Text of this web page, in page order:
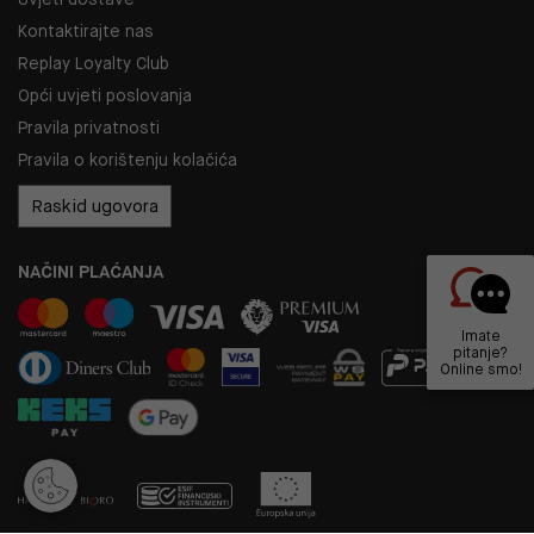
Kontaktirajte nas
Replay Loyalty Club
Opći uvjeti poslovanja
Pravila privatnosti
Pravila o korištenju kolačića
Raskid ugovora
NAČINI PLAĆANJA
Imate
pitanje?
Online smo!